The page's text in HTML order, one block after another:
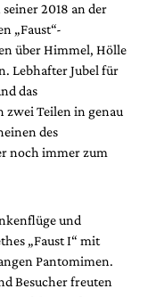
2018 an der
„Faust“-
über Himmel, Hölle
Lebhafter Jubel für
das
zwei Teilen in genau
des
noch immer zum
und
„Faust I“ mit
Pantomimen.
Besucher freuten